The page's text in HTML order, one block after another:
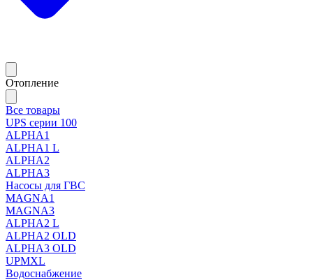
Отопление
Все товары
UPS серии 100
ALPHA1
ALPHA1 L
ALPHA2
ALPHA3
Насосы для ГВС
MAGNA1
MAGNA3
ALPHA2 L
ALPHA2 OLD
ALPHA3 OLD
UPMXL
Водоснабжение